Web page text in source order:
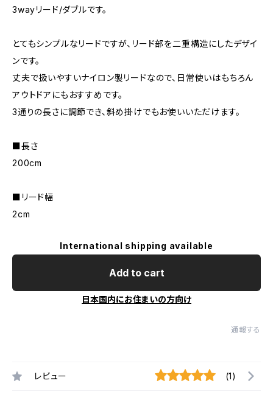
3wayリード/ダブルです。
とてもシンプルなリードですが、リード部を二重構造にしたデザイ
ンです。
丈夫で扱いやすいナイロン製リードなので、日常使いはもちろん
アウトドアにもおすすめです。
3通りの長さに調節でき、斜め掛けでもお使いいただけます。
■長さ
200cm
■リード幅
2cm
International shipping available
Add to cart
日本国内にお住まいの方向け
通報する
レビュー (1)